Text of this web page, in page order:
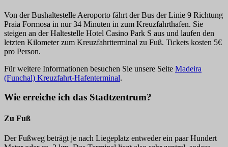
Von der Bushaltestelle Aeroporto fährt der Bus der Linie 9 Richtung
Praia Formosa in nur 34 Minuten in zum Kreuzfahrthafen. Sie
steigen an der Haltestelle Hotel Casino Park S aus und laufen den
letzten Kilometer zum Kreuzfahrtterminal zu Fuß. Tickets kosten 5€
pro Person.
Für weitere Informationen besuchen Sie unsere Seite Madeira
(Funchal) Kreuzfahrt-Hafenterminal.
Wie erreiche ich das Stadtzentrum?
Zu Fuß
Der Fußweg beträgt je nach Liegeplatz entweder ein paar Hundert